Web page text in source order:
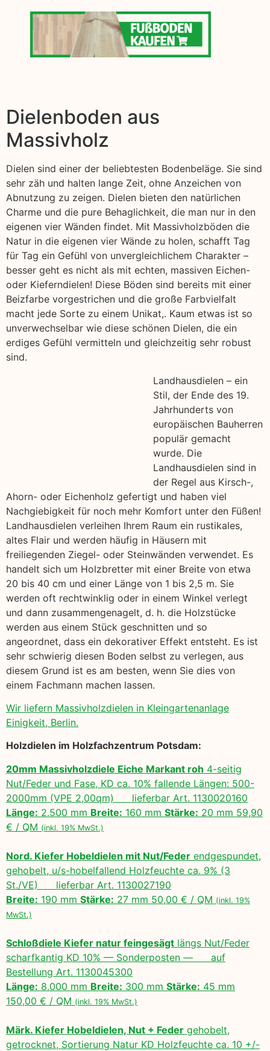
Dielenboden aus
Massivholz
Dielen sind einer der beliebtesten Bodenbeläge. Sie sind
sehr zäh und halten lange Zeit, ohne Anzeichen von
Abnutzung zu zeigen. Dielen bieten den natürlichen
Charme und die pure Behaglichkeit, die man nur in den
eigenen vier Wänden findet. Mit Massivholzböden die
Natur in die eigenen vier Wände zu holen, schafft Tag
für Tag ein Gefühl von unvergleichlichem Charakter –
besser geht es nicht als mit echten, massiven Eichen-
oder Kieferndielen! Diese Böden sind bereits mit einer
Beizfarbe vorgestrichen und die große Farbvielfalt
macht jede Sorte zu einem Unikat,. Kaum etwas ist so
unverwechselbar wie diese schönen Dielen, die ein
erdiges Gefühl vermitteln und gleichzeitig sehr robust
sind.
Landhausdielen – ein
Stil, der Ende des 19.
Jahrhunderts von
europäischen Bauherren
populär gemacht
wurde. Die
Landhausdielen sind in
der Regel aus Kirsch-,
Ahorn- oder Eichenholz gefertigt und haben viel
Nachgiebigkeit für noch mehr Komfort unter den Füßen!
Landhausdielen verleihen Ihrem Raum ein rustikales,
altes Flair und werden häufig in Häusern mit
freiliegenden Ziegel- oder Steinwänden verwendet. Es
handelt sich um Holzbretter mit einer Breite von etwa
20 bis 40 cm und einer Länge von 1 bis 2,5 m. Sie
werden oft rechtwinklig oder in einem Winkel verlegt
und dann zusammengenagelt, d. h. die Holzstücke
werden aus einem Stück geschnitten und so
angeordnet, dass ein dekorativer Effekt entsteht. Es ist
sehr schwierig diesen Boden selbst zu verlegen, aus
diesem Grund ist es am besten, wenn Sie dies von
einem Fachmann machen lassen.
Wir liefern Massivholzdielen in Kleingartenanlage
Einigkeit, Berlin.
Holzdielen im Holzfachzentrum Potsdam:
20mm Massivholzdiele Eiche Markant roh 4-seitig
Nut/Feder und Fase, KD ca. 10% fallende Längen: 500-
2000mm (VPE 2,00qm) lieferbar Art. 1130020160
Länge: 2.500 mm Breite: 160 mm Stärke: 20 mm 59,90
€ / QM (inkl. 19% MwSt.)
Nord. Kiefer Hobeldielen mit Nut/Feder endgespundet,
gehobelt, u/s-hobelfallend Holzfeuchte ca. 9% (3
St./VE) lieferbar Art. 1130027190
Breite: 190 mm Stärke: 27 mm 50,00 € / QM (inkl. 19%
MwSt.)
Schloßdiele Kiefer natur feingesägt längs Nut/Feder
scharfkantig KD 10% — Sonderposten — auf
Bestellung Art. 1130045300
Länge: 8.000 mm Breite: 300 mm Stärke: 45 mm
150,00 € / QM (inkl. 19% MwSt.)
Märk. Kiefer Hobeldielen, Nut + Feder gehobelt,
getrocknet, Sortierung Natur KD Holzfeuchte ca. 10 +/-